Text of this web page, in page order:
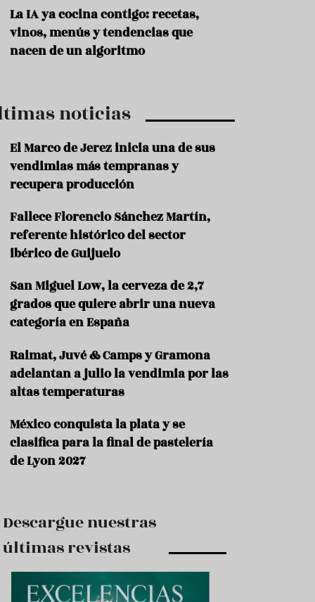
o
d
o
n
e
s
r
a
n
F
n
La IA ya cocina contigo: recetas,
vinos, menús y tendencias que
nacen de un algoritmo
noticias
El Marco de Jerez inicia una de sus
vendimias más tempranas y
recupera producción
Fallece Florencio Sánchez Martín,
referente histórico del sector
ibérico de Guijuelo
San Miguel Low, la cerveza de 2,7
grados que quiere abrir una nueva
categoría en España
Raimat, Juvé & Camps y Gramona
adelantan a julio la vendimia por las
altas temperaturas
México conquista la plata y se
clasifica para la final de pastelería
de Lyon 2027
Descargue nuestras
últimas revistas